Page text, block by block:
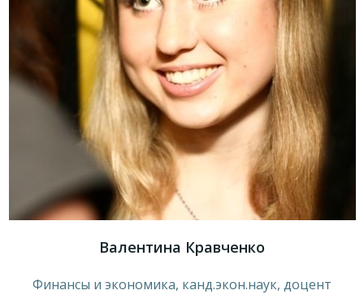
Валентина Кравченко
Финансы и экономика, канд.экон.наук, доцент